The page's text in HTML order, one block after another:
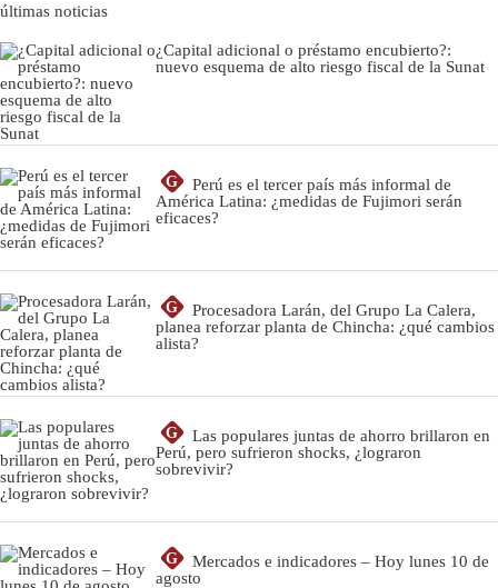
últimas noticias
¿Capital adicional o préstamo encubierto?:
nuevo esquema de alto riesgo fiscal de la Sunat
G
Perú es el tercer país más informal de
América Latina: ¿medidas de Fujimori serán
eficaces?
G
Procesadora Larán, del Grupo La Calera,
planea reforzar planta de Chincha: ¿qué cambios
alista?
G
Las populares juntas de ahorro brillaron en
Perú, pero sufrieron shocks, ¿lograron
sobrevivir?
G
Mercados e indicadores – Hoy lunes 10 de
agosto